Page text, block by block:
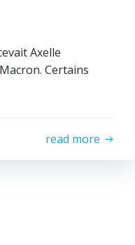
Axelle
Certains
read more